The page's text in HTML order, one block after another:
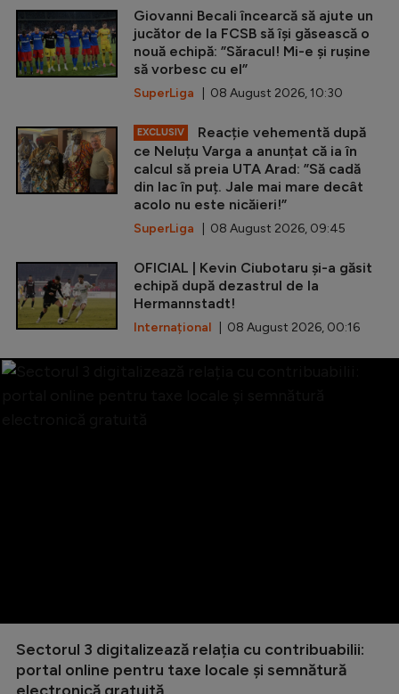
Giovanni Becali încearcă să ajute un
jucător de la FCSB să își găsească o
nouă echipă: ”Săracul! Mi-e și rușine
să vorbesc cu el”
SuperLiga | 08 August 2026, 10:30
EXCLUSIV
Reacție vehementă după
ce Neluțu Varga a anunțat că ia în
calcul să preia UTA Arad: ”Să cadă
din lac în puț. Jale mai mare decât
acolo nu este nicăieri!”
SuperLiga | 08 August 2026, 09:45
OFICIAL | Kevin Ciubotaru și-a găsit
echipă după dezastrul de la
Hermannstadt!
Internațional | 08 August 2026, 00:16
Sectorul 3 digitalizează relația cu contribuabilii:
portal online pentru taxe locale și semnătură